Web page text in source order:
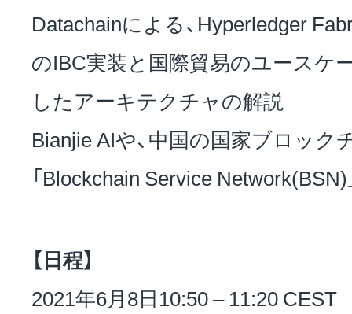
Datachainによる、Hyperledger
のIBC実装と国際貿易のユースケ
したアーキテクチャの解説
Bianjie AIや、中国の国家ブロッ
「Blockchain Service
【日程】
2021年6月8日10:50 – 11:20 CEST